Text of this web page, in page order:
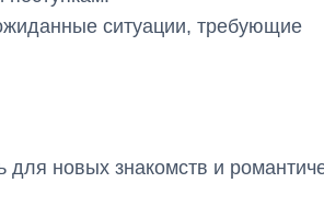
ситуации, требующие
новых знакомств и